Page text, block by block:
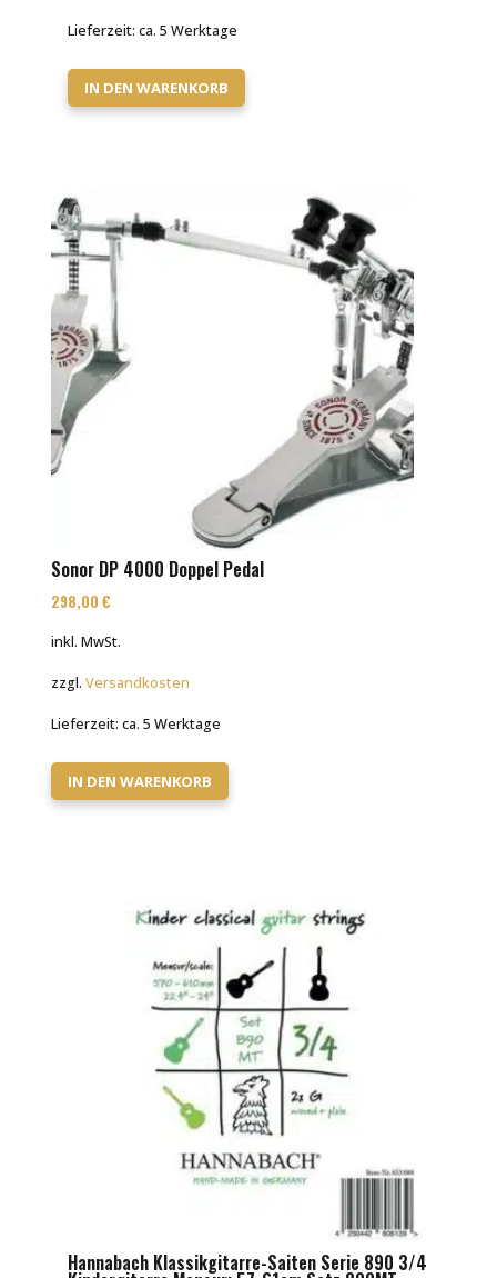
Lieferzeit: ca. 5 Werktage
IN DEN WARENKORB
Sonor DP 4000 Doppel Pedal
298,00€
inkl. MwSt.
zzgl.Versandkosten
Lieferzeit:ca. 5 Werktage
IN DEN WARENKORB
Hannabach Klassikgitarre-Saiten Serie 890 3/4